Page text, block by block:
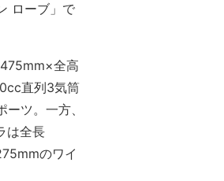
ローブ」で
全高
直列3気筒
ツ。一方、
は全長
のワイ